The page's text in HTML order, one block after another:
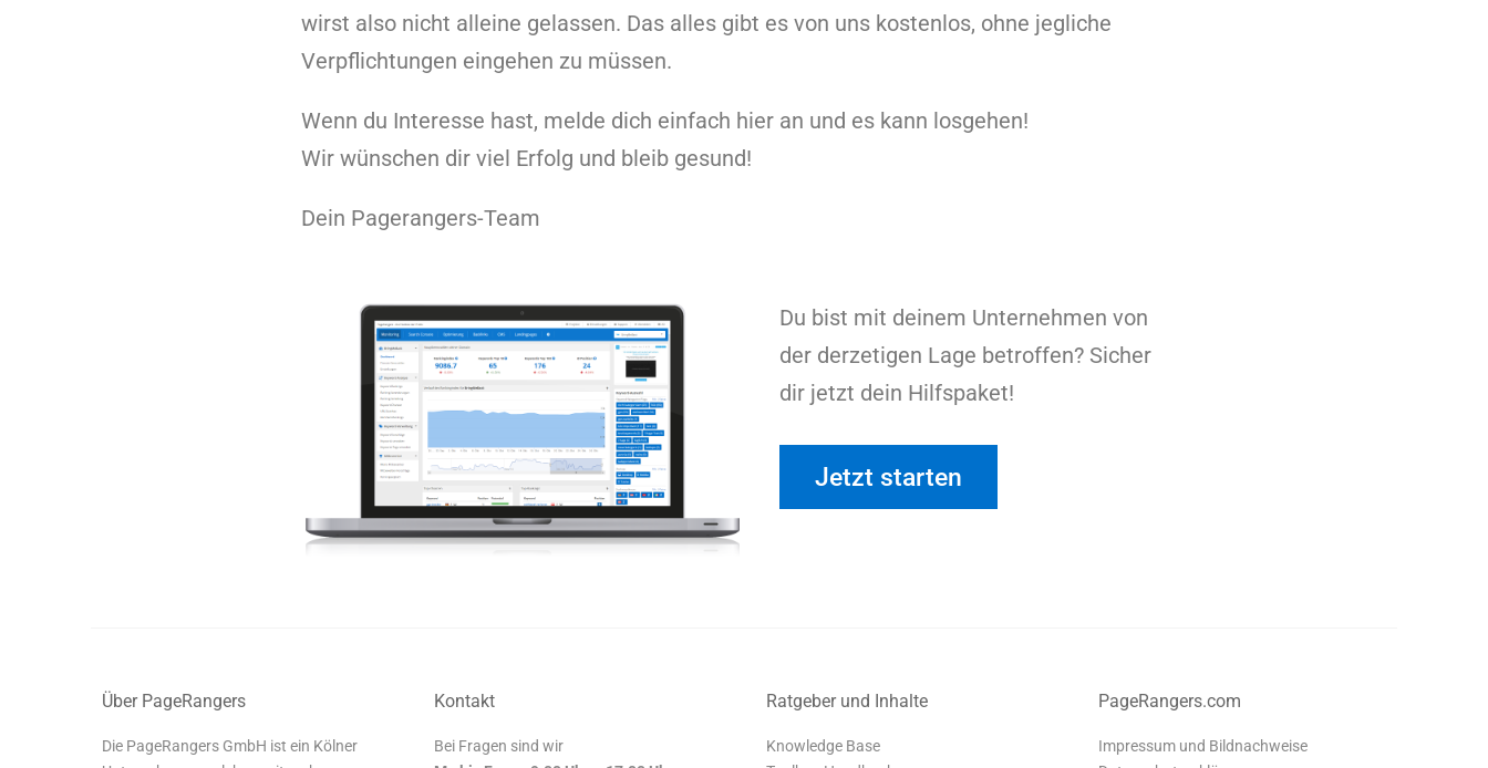
wirst also nicht alleine gelassen. Das alles gibt es von uns kostenlos, ohne jegliche
Verpflichtungen eingehen zu müssen.
Wenn du Interesse hast, melde dich einfach hier an und es kann losgehen!
Wir wünschen dir viel Erfolg und bleib gesund!
Dein Pagerangers-Team
Du bist mit deinem Unternehmen von
der derzetigen Lage betroffen? Sicher
dir jetzt dein Hilfspaket!
Jetzt starten
Über PageRangers
Die PageRangers GmbH ist ein Kölner
Kontakt
Bei Fragen sind wir
Ratgeber und Inhalte
Knowledge Base
PageRangers.com
Impressum und Bildnachweise